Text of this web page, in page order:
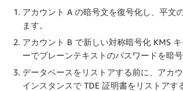
アカウント A の暗号文を復号化し、平文
ます。
アカウント B で新しい対称暗号化 KMS
ーでプレーンテキストのパスワードを暗号
データベースをリストアする前に、アカ
インスタンスで TDE 証明書をリストアす